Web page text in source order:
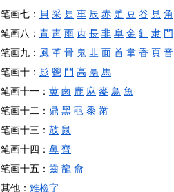
笔画七： 貝 采 镸 車 辰 赤 辵 豆 谷 見 角
笔画八： 青 靑 雨 齿 長 非 阜 金 釒 隶 門
笔画九： 風 革 骨 鬼 韭 面 首 韋 香 頁 音
笔画十： 髟 鬯 鬥 高 鬲 馬
笔画十一： 黄 鹵 鹿 麻 麥 鳥 魚
笔画十二： 鼎 黑 黽 黍 黹
笔画十三： 鼓 鼠
笔画十四： 鼻 齊
笔画十五： 齒 龍 龠
其他： 难检字